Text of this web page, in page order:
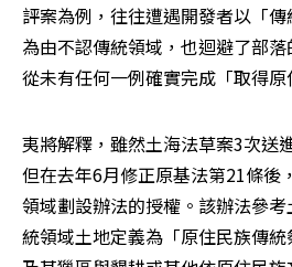
評案為例，往往遭遇開發者以「傳
為由不認傳統領域，也迴避了部
從未有任何一例確實完成「取得原
夷將解釋，雖然土海法草案3次送
但在去年6月修正原基法第21條後
領域劃設辦法的授權。該辦法參
統領域土地定義為「原住民族傳